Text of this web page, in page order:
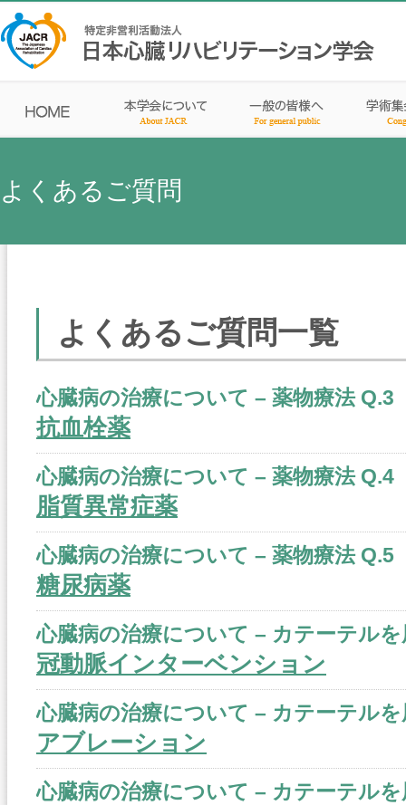
よくあるご質問
よくあるご質問一覧
心臓病の治療について – 薬物療法 Q.3
抗血栓薬
心臓病の治療について – 薬物療法 Q.4
脂質異常症薬
心臓病の治療について – 薬物療法 Q.5
糖尿病薬
心臓病の治療について – カテーテル
冠動脈インターベンション
心臓病の治療について – カテーテル
アブレーション
心臓病の治療について – カテーテル